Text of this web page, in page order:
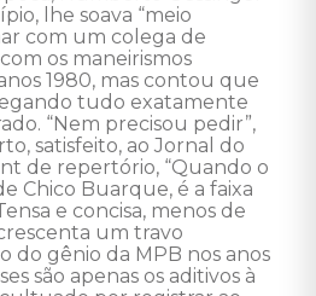
lhe soava “meio
com um colega de
os maneirismos
1980, mas contou que
tudo exatamente
“Nem precisou pedir”,
satisfeito, ao Jornal do
de repertório, “Quando o
Chico Buarque, é a faixa
e concisa, menos de
um travo
do gênio da MPB nos anos
são apenas os aditivos à